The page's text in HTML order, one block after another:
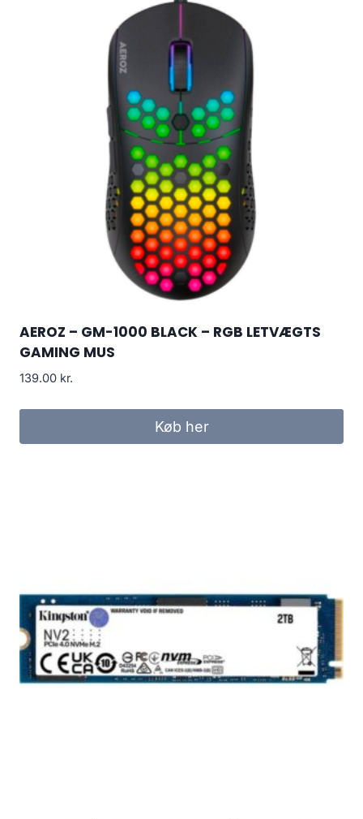
AEROZ – GM-1000 BLACK – RGB LETVÆGTS
GAMING MUS
139.00 kr.
Køb her